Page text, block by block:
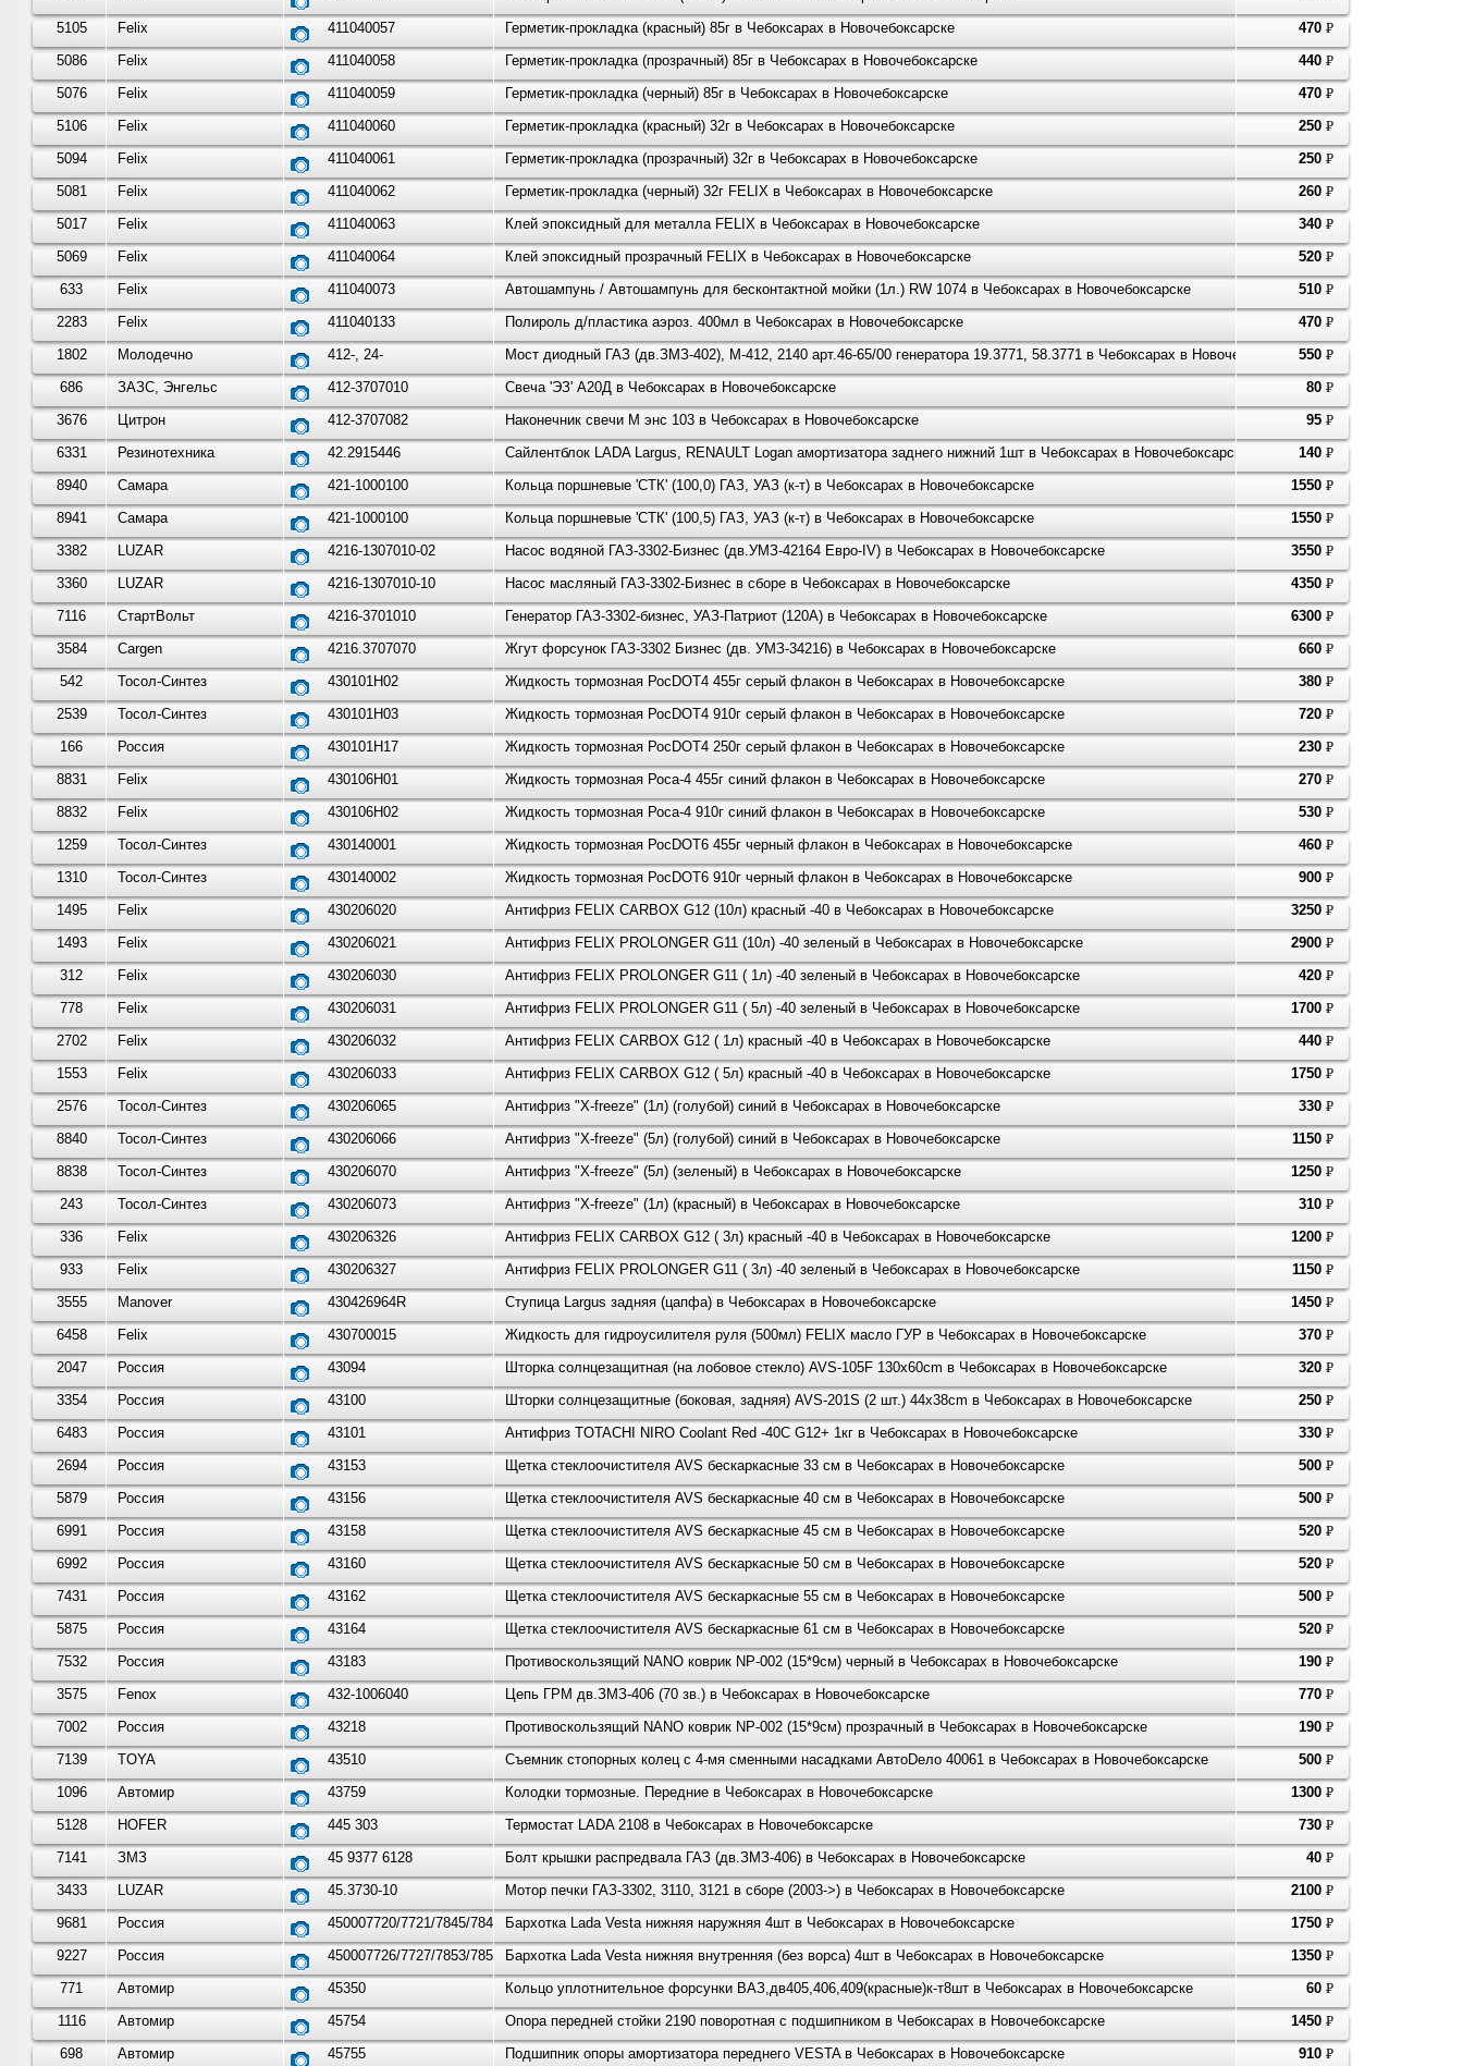
5105
Felix 411040057 Герметик-прокладка (красный) 85г в Чебоксарах в Новочебоксарске 470 PУБ.
5086
Felix 411040058 Герметик-прокладка (прозрачный) 85г в Чебоксарах в Новочебоксарске 440 PУБ.
5076
Felix 411040059 Герметик-прокладка (черный) 85г в Чебоксарах в Новочебоксарске 470 PУБ.
5106
Felix 411040060 Герметик-прокладка (красный) 32г в Чебоксарах в Новочебоксарске 250 PУБ.
5094
Felix 411040061 Герметик-прокладка (прозрачный) 32г в Чебоксарах в Новочебоксарске 250 PУБ.
5081
Felix 411040062 Герметик-прокладка (черный) 32г FELIX в Чебоксарах в Новочебоксарске 260 PУБ.
5017
Felix 411040063 Клей эпоксидный для металла FELIX в Чебоксарах в Новочебоксарске 340 PУБ.
5069
Felix 411040064 Клей эпоксидный прозрачный FELIX в Чебоксарах в Новочебоксарске 520 PУБ.
633
Felix 411040073 Автошампунь / Автошампунь для бесконтактной мойки (1л.) RW 1074 в Чебоксарах в Новочебоксарске 510 PУБ.
2283
Felix 411040133 Полироль д/пластика аэроз. 400мл в Чебоксарах в Новочебоксарске 470 PУБ.
1802
Молодечно 412-, 24- Мост диодный ГАЗ (дв.ЗМЗ-402), М-412, 2140 арт.46-65/00 генератора 19.3771, 58.3771 в Чебоксарах в Новочебоксарске550 PУБ.
686
ЗАЗС, Энгельс 412-3707010 Свеча 'ЭЗ' А20Д в Чебоксарах в Новочебоксарске 80 PУБ.
3676
Цитрон 412-3707082 Наконечник свечи М энс 103 в Чебоксарах в Новочебоксарске 95 PУБ.
6331
Резинотехника 42.2915446 Сайлентблок LADA Largus, RENAULT Logan амортизатора заднего нижний 1шт в Чебоксарах в Новочебоксарске 140 PУБ.
8940
Самара 421-1000100 Кольца поршневые 'СТК' (100,0) ГАЗ, УАЗ (к-т) в Чебоксарах в Новочебоксарске 1550 PУБ.
8941
Самара 421-1000100 Кольца поршневые 'СТК' (100,5) ГАЗ, УАЗ (к-т) в Чебоксарах в Новочебоксарске 1550 PУБ.
3382
LUZAR 4216-1307010-02 Насос водяной ГАЗ-3302-Бизнес (дв.УМЗ-42164 Евро-IV) в Чебоксарах в Новочебоксарске 3550 PУБ.
3360
LUZAR 4216-1307010-10 Насос масляный ГАЗ-3302-Бизнес в сборе в Чебоксарах в Новочебоксарске 4350 PУБ.
7116
СтартВольт 4216-3701010 Генератор ГАЗ-3302-бизнес, УАЗ-Патриот (120А) в Чебоксарах в Новочебоксарске 6300 PУБ.
3584
Cargen 4216.3707070 Жгут форсунок ГАЗ-3302 Бизнес (дв. УМЗ-34216) в Чебоксарах в Новочебоксарске 660 PУБ.
542
Тосол-Синтез 430101Н02 Жидкость тормозная РосDOT4 455г серый флакон в Чебоксарах в Новочебоксарске 380 PУБ.
2539
Тосол-Синтез 430101Н03 Жидкость тормозная РосDOT4 910г серый флакон в Чебоксарах в Новочебоксарске 720 PУБ.
166
Россия 430101Н17 Жидкость тормозная РосDOT4 250г серый флакон в Чебоксарах в Новочебоксарске 230 PУБ.
8831
Felix 430106H01 Жидкость тормозная Роса-4 455г синий флакон в Чебоксарах в Новочебоксарске 270 PУБ.
8832
Felix 430106H02 Жидкость тормозная Роса-4 910г синий флакон в Чебоксарах в Новочебоксарске 530 PУБ.
1259
Тосол-Синтез 430140001 Жидкость тормозная РосDOT6 455г черный флакон в Чебоксарах в Новочебоксарске 460 PУБ.
1310
Тосол-Синтез 430140002 Жидкость тормозная РосDOT6 910г черный флакон в Чебоксарах в Новочебоксарске 900 PУБ.
1495
Felix 430206020 Антифриз FELIX CARBOX G12 (10л) красный -40 в Чебоксарах в Новочебоксарске 3250 PУБ.
1493
Felix 430206021 Антифриз FELIX PROLONGER G11 (10л) -40 зеленый в Чебоксарах в Новочебоксарске 2900 PУБ.
312
Felix 430206030 Антифриз FELIX PROLONGER G11 ( 1л) -40 зеленый в Чебоксарах в Новочебоксарске 420 PУБ.
778
Felix 430206031 Антифриз FELIX PROLONGER G11 ( 5л) -40 зеленый в Чебоксарах в Новочебоксарске 1700 PУБ.
2702
Felix 430206032 Антифриз FELIX CARBOX G12 ( 1л) красный -40 в Чебоксарах в Новочебоксарске 440 PУБ.
1553
Felix 430206033 Антифриз FELIX CARBOX G12 ( 5л) красный -40 в Чебоксарах в Новочебоксарске 1750 PУБ.
2576
Тосол-Синтез 430206065 Антифриз "X-freeze" (1л) (голубой) синий в Чебоксарах в Новочебоксарске 330 PУБ.
8840
Тосол-Синтез 430206066 Антифриз "X-freeze" (5л) (голубой) синий в Чебоксарах в Новочебоксарске 1150 PУБ.
8838
Тосол-Синтез 430206070 Антифриз "X-freeze" (5л) (зеленый) в Чебоксарах в Новочебоксарске 1250 PУБ.
243
Тосол-Синтез 430206073 Антифриз "X-freeze" (1л) (красный) в Чебоксарах в Новочебоксарске 310 PУБ.
336
Felix 430206326 Антифриз FELIX CARBOX G12 ( 3л) красный -40 в Чебоксарах в Новочебоксарске 1200 PУБ.
933
Felix 430206327 Антифриз FELIX PROLONGER G11 ( 3л) -40 зеленый в Чебоксарах в Новочебоксарске 1150 PУБ.
3555
Manover 430426964R Ступица Largus задняя (цапфа) в Чебоксарах в Новочебоксарске 1450 PУБ.
6458
Felix 430700015 Жидкость для гидроусилителя руля (500мл) FELIX масло ГУР в Чебоксарах в Новочебоксарске 370 PУБ.
2047
Россия 43094 Шторка солнцезащитная (на лобовое стекло) AVS-105F 130x60cm в Чебоксарах в Новочебоксарске 320 PУБ.
3354
Россия 43100 Шторки солнцезащитные (боковая, задняя) AVS-201S (2 шт.) 44x38cm в Чебоксарах в Новочебоксарске 250 PУБ.
6483
Россия 43101 Антифриз TOTACHI NIRO Coolant Red -40C G12+ 1кг в Чебоксарах в Новочебоксарске 330 PУБ.
2694
Россия 43153 Щетка стеклоочистителя AVS бескаркасные 33 см в Чебоксарах в Новочебоксарске 500 PУБ.
5879
Россия 43156 Щетка стеклоочистителя AVS бескаркасные 40 см в Чебоксарах в Новочебоксарске 500 PУБ.
6991
Россия 43158 Щетка стеклоочистителя AVS бескаркасные 45 см в Чебоксарах в Новочебоксарске 520 PУБ.
6992
Россия 43160 Щетка стеклоочистителя AVS бескаркасные 50 см в Чебоксарах в Новочебоксарске 520 PУБ.
7431
Россия 43162 Щетка стеклоочистителя AVS бескаркасные 55 см в Чебоксарах в Новочебоксарске 500 PУБ.
5875
Россия 43164 Щетка стеклоочистителя AVS бескаркасные 61 см в Чебоксарах в Новочебоксарске 520 PУБ.
7532
Россия 43183 Противоскользящий NANO коврик NP-002 (15*9см) черный в Чебоксарах в Новочебоксарске 190 PУБ.
3575
Fenox 432-1006040 Цепь ГРМ дв.ЗМЗ-406 (70 зв.) в Чебоксарах в Новочебоксарске 770 PУБ.
7002
Россия 43218 Противоскользящий NANO коврик NP-002 (15*9см) прозрачный в Чебоксарах в Новочебоксарске 190 PУБ.
7139
TOYA 43510 Съемник стопорных колец с 4-мя сменными насадками АвтоDело 40061 в Чебоксарах в Новочебоксарске 500 PУБ.
1096
Автомир 43759 Колодки тормозные. Передние в Чебоксарах в Новочебоксарске 1300 PУБ.
5128
HOFER 445 303 Термостат LADA 2108 в Чебоксарах в Новочебоксарске 730 PУБ.
7141
ЗМЗ 45 9377 6128 Болт крышки распредвала ГАЗ (дв.ЗМЗ-406) в Чебоксарах в Новочебоксарске 40 PУБ.
3433
LUZAR 45.3730-10 Мотор печки ГАЗ-3302, 3110, 3121 в сборе (2003->) в Чебоксарах в Новочебоксарске 2100 PУБ.
9681
Россия 450007720/7721/7845/7846 Бархотка Lada Vesta нижняя наружняя 4шт в Чебоксарах в Новочебоксарске 1750 PУБ.
9227
Россия 450007726/7727/7853/7854 Бархотка Lada Vesta нижняя внутренняя (без ворса) 4шт в Чебоксарах в Новочебоксарске 1350 PУБ.
771
Автомир 45350 Кольцо уплотнительное форсунки ВАЗ,дв405,406,409(красные)к-т8шт в Чебоксарах в Новочебоксарске 60 PУБ.
1116
Автомир 45754 Опора передней стойки 2190 поворотная с подшипником в Чебоксарах в Новочебоксарске 1450 PУБ.
698
Автомир 45755 Подшипник опоры амортизатора переднего VESTA в Чебоксарах в Новочебоксарске 910 PУБ.